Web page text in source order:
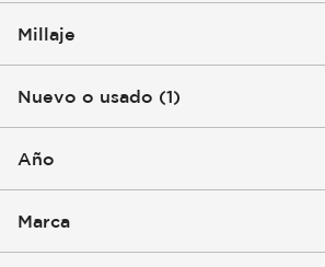
Millaje
Nuevo o usado (1)
Año
Marca